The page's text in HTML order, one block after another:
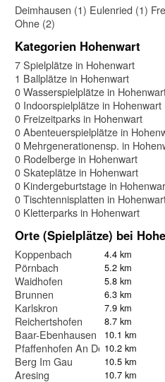
Deimhausen (1) Eulenried (1)
Ohne (2)
Kategorien Hohenwart
7 Spielplätze in Hohenwart
1 Ballplätze in Hohenwart
0 Wasserspielplätze in
0 Indoorspielplätze in Hohenwart
0 Freizeitparks in Hohenwart
0 Abenteuerspielplätze in
0 Mehrgenerationensp. in
0 Rodelberge in Hohenwart
0 Skateplätze in Hohenwart
0 Kindergeburtstage in
0 Tischtennisplatten in
0 Kletterparks in Hohenwart
Orte (Spielplätze) bei
Koppenbach 4.4 km
Pörnbach 5.2 km
Waidhofen 5.8 km
Brunnen 6.3 km
Karlskron 7.9 km
Reichertshofen 8.7 km
Baar-Ebenhausen 10.1 km
Pfaffenhofen An Der Ilm10.2 km
Berg Im Gau 10.5 km
Aresing 10.7 km